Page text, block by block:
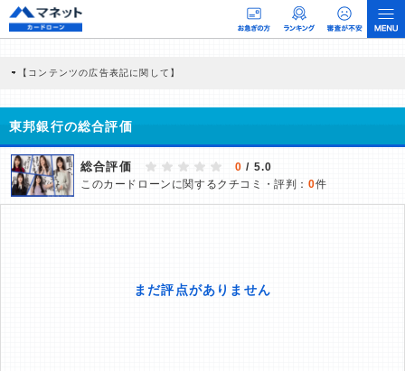
【コンテンツの広告表記に関して】
商品を根拠なくPRするものではなく、当編集部の調査／ユーザーへの口コミ収集な
どに基づき、公平性を担保した情報提供を行っています。
>提携企業一覧
東邦銀行の総合評価
総合評価 0 / 5.0
このカードローンに関するクチコミ・評判： 0件